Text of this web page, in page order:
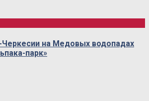
Черкесии на Медовых водопадах
парк»